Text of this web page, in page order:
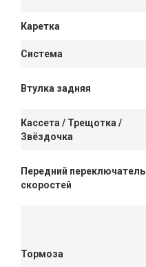
Каретка
Система
Втулка задняя
Кассета / Трещотка /
Звёздочка
Передний переключатель
скоростей
Тормоза